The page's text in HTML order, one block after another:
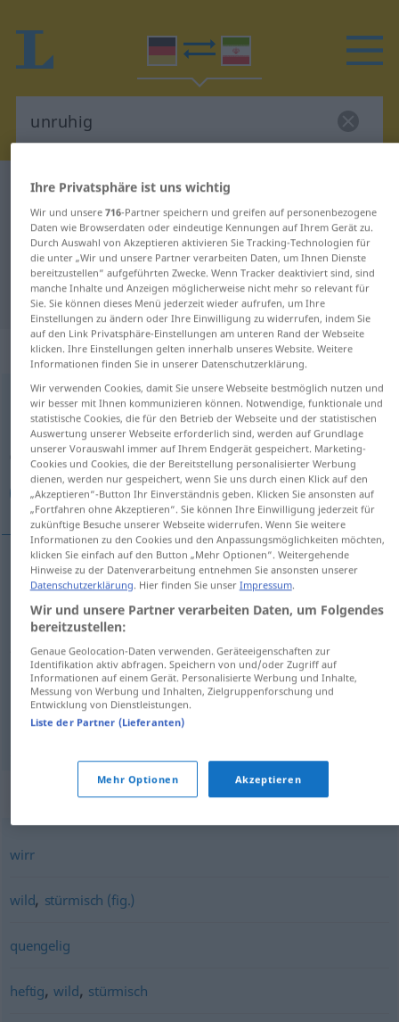
Deutsch-Persisch Wörterbuch
Deutsch-Persisch Übersetzung für
"unruhig"
"unruhig" Persisch Übersetzung
„unruhig“
unruhig
Übersicht aller Übersetzungen
(Für mehr Details die Übersetzung anklicken/antippen)
ناآرام, بی‌قرار نگران, دلواپس
ناآرام [nā-ārām]
نگران [negarān] unruhigbesorgt
دلواپس [del-wā-pas]
Synonyme für "unruhig"
wirr
wild, stürmisch (fig.)
quengelig
heftig,wild, stürmisch
Ihre Privatsphäre ist uns wichtig
Wir und unsere 716-Partner speichern und greifen auf personenbezogene
Daten wie Browserdaten oder eindeutige Kennungen auf Ihrem Gerät zu.
Durch Auswahl von Akzeptieren aktivieren Sie Tracking-Technologien für
die unter „Wir und unsere Partner verarbeiten Daten, um Ihnen Dienste
bereitzustellen“ aufgeführten Zwecke. Wenn Tracker deaktiviert sind, sind
manche Inhalte und Anzeigen möglicherweise nicht mehr so relevant für
Sie. Sie können dieses Menü jederzeit wieder aufrufen, um Ihre
Einstellungen zu ändern oder Ihre Einwilligung zu widerrufen, indem Sie
auf den Link Privatsphäre-Einstellungen am unteren Rand der Webseite
klicken. Ihre Einstellungen gelten innerhalb unseres Website. Weitere
Informationen finden Sie in unserer Datenschutzerklärung.
Wir verwenden Cookies, damit Sie unsere Webseite bestmöglich nutzen und
wir besser mit Ihnen kommunizieren können. Notwendige, funktionale und
statistische Cookies, die für den Betrieb der Webseite und der statistischen
Auswertung unserer Webseite erforderlich sind, werden auf Grundlage
unserer Vorauswahl immer auf Ihrem Endgerät gespeichert. Marketing-
Cookies und Cookies, die der Bereitstellung personalisierter Werbung
dienen, werden nur gespeichert, wenn Sie uns durch einen Klick auf den
„Akzeptieren“-Button Ihr Einverständnis geben. Klicken Sie ansonsten auf
„Fortfahren ohne Akzeptieren“. Sie können Ihre Einwilligung jederzeit für
zukünftige Besuche unserer Webseite widerrufen. Wenn Sie weitere
Informationen zu den Cookies und den Anpassungsmöglichkeiten möchten,
klicken Sie einfach auf den Button „Mehr Optionen“. Weitergehende
Hinweise zu der Datenverarbeitung entnehmen Sie ansonsten unserer
Datenschutzerklärung. Hier finden Sie unser Impressum.
Wir und unsere Partner verarbeiten Daten, um Folgendes
bereitzustellen:
Genaue Geolocation-Daten verwenden. Geräteeigenschaften zur
Identifikation aktiv abfragen. Speichern von und/oder Zugriff auf
Informationen auf einem Gerät. Personalisierte Werbung und Inhalte,
Messung von Werbung und Inhalten, Zielgruppenforschung und
Entwicklung von Dienstleistungen.
Liste der Partner (Lieferanten)
Mehr Optionen Akzeptieren